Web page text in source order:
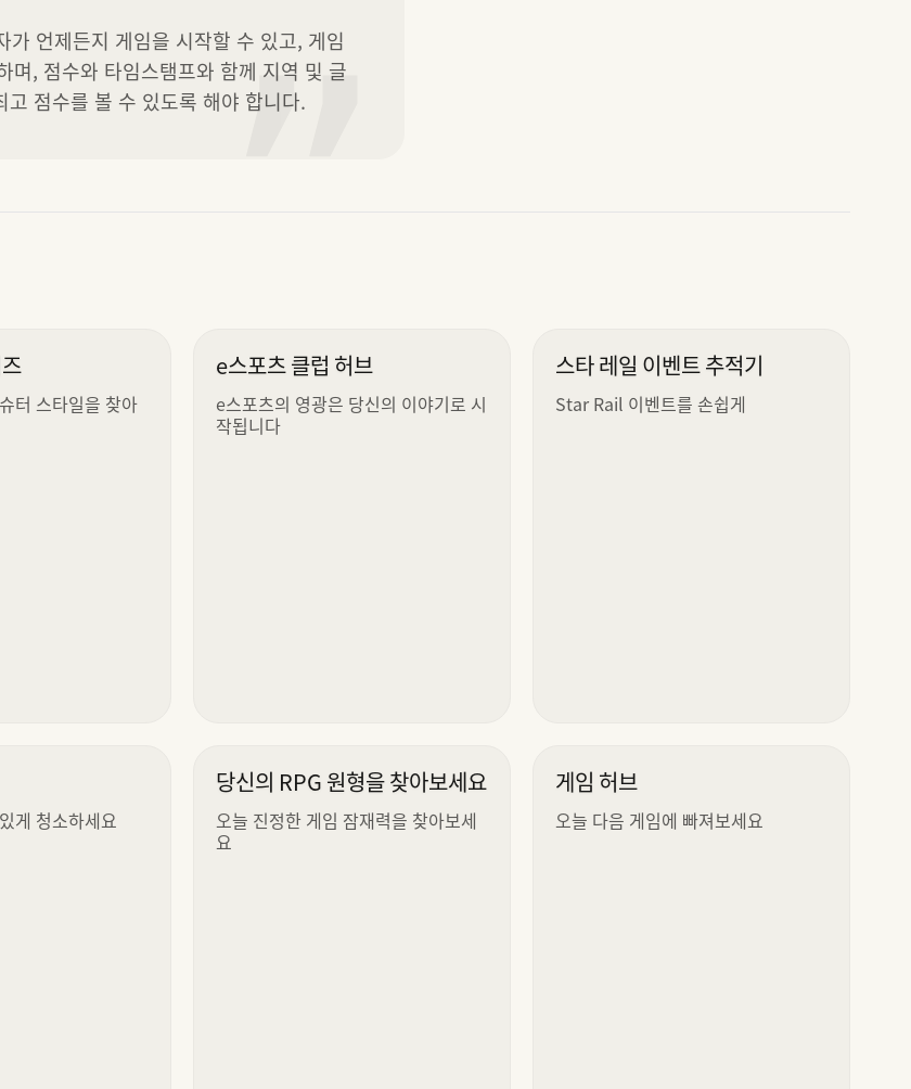
언제든지 게임을 시작할 수 있고, 게임
며, 점수와 타임스탬프와 함께 지역 및 글
점수를 볼 수 있도록 해야 합니다.
”
터 스타일을 찾아
e스포츠 클럽 허브
e스포츠의 영광은 당신의 이야기로 시
작됩니다
스타 레일 이벤트 추적기
Star Rail 이벤트를 손쉽게
게 청소하세요
당신의 RPG 원형을 찾아보세요
오늘 진정한 게임 잠재력을 찾아보세
요
게임 허브
오늘 다음 게임에 빠져보세요